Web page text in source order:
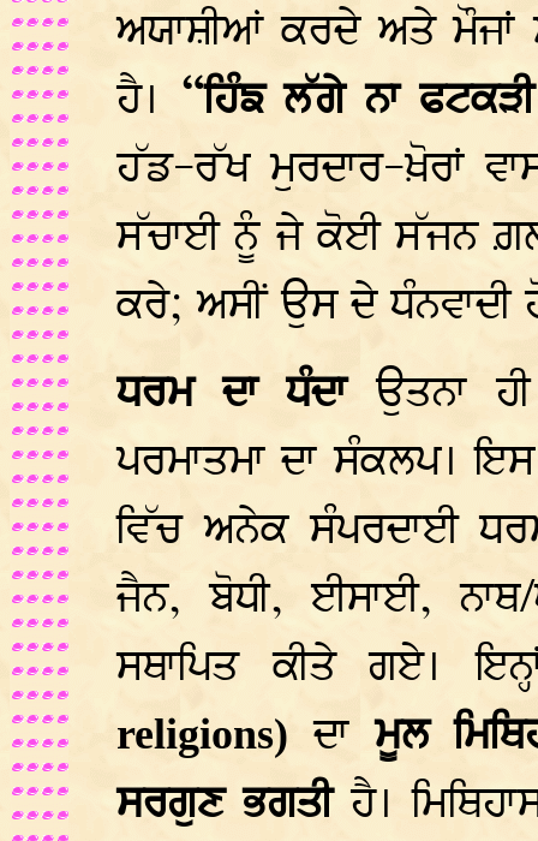
ਅਯਾਸ਼ੀਆਂ ਕਰਦੇ ਅਤੇ ਮੌਜਾਂ
ਹੈ। “ਹਿੰਙ ਲੱਗੇ ਨਾ
ਹੱਡ-ਰੱਖ ਮੁਰਦਾਰ-ਖ਼ੋਰਾਂ
ਸੱਚਾਈ ਨੂੰ ਜੇ ਕੋਈ ਸੱਜਨ
ਕਰੇ; ਅਸੀਂ ਉਸ ਦੇ ਧੰਨਵਾਦੀ
ਧਰਮ ਦਾ ਧੰਦਾਉਤਨਾ ਹੀ
ਪਰਮਾਤਮਾ ਦਾ ਸੰਕਲਪ।
ਵਿੱਚ ਅਨੇਕ ਸੰਪਰਦਾਈ
ਜੈਨ, ਬੋਧੀ, ਈਸਾਈ,
ਸਥਾਪਿਤ ਕੀਤੇ ਗਏ।
religions) ਦਾ ਮੂਲ
ਸਰਗੁਣ ਭਗਤੀ ਹੈ।